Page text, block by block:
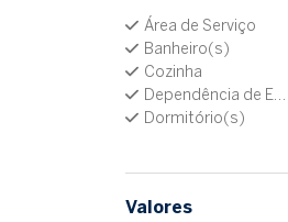
Área de Serviço
Banheiro(s)
Cozinha
Dependência de Empregada
Dormitório(s)
Valores